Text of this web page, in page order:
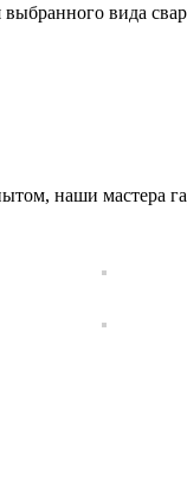
вида
наши мастера